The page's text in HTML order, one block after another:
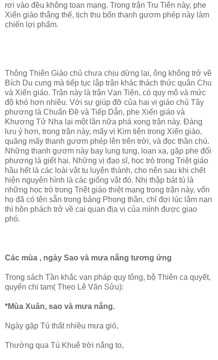
rơi vào đều không toan mạng. Trong trận Tru Tiên này, phe
Xiển giáo thắng thế, tịch thu bốn thanh gươm phép này làm
chiến lợi phẩm.
Thông Thiên Giáo chủ chưa chịu dừng lại, ông không trở về
Bích Du cung mà tiếp tục lập trận khác thách thức quân Chu
và Xiển giáo. Trận này là trận Vạn Tiên, có quy mô và mức
độ khó hơn nhiều. Với sự giúp đỡ của hai vị giáo chủ Tây
phương là Chuẩn Đề và Tiếp Dẫn, phe Xiển giáo và
Khương Tử Nha lại một lần nữa phá xong trận này. Đáng
lưu ý hơn, trong trận này, mấy vị Kim tiên trong Xiển giáo,
quăng mấy thanh gươm phép lên trên trời, và đọc thần chú.
Những thanh gươm này bay lung tung, loạn xạ, gặp phe đối
phương là giết hại. Những vị đạo sĩ, học trò trong Triệt giáo
hầu hết là các loài vật tu luyện thành, cho nên sau khi chết
hiện nguyên hình là các giống vật đó. Nhị thập bát tú là
những học trò trong Triệt giáo thiệt mạng trong trận này, vốn
họ đã có tên sẵn trong bảng Phong thần, chỉ đợi lúc lâm nạn
thì hồn phách trở về cai quan địa vị của mình được giao
phó.
Các mùa , ngày Sao và mưa nắng tương ứng
Trong sách Tần khắc vạn pháp quy tông, bộ Thiên ca quyết,
quyển chi tam( Theo Lê Văn Sửu):
*Mùa Xuân, sao và mưa nắng.
Ngày gặp Tú thất nhiều mưa gió,
Thường qua Tú Khuê trời nắng to,